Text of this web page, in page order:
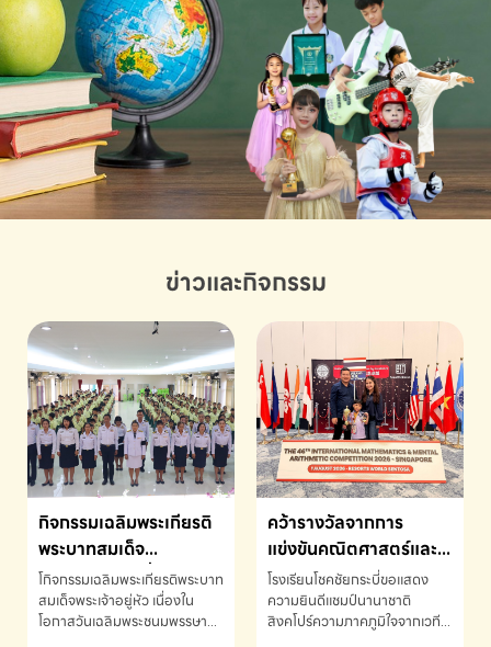
ข่าวและกิจกรรม
กิจกรรมเฉลิมพระเกียรติ
พระบาทสมเด็จ
พระเจ้าอยู่หัว เนื่องใน
โอกาสวันเฉลิม
พระชนมพรรษา
โกิจกรรมเฉลิมพระเกียรติพระบาท
สมเด็จพระเจ้าอยู่หัว เนื่องใน
โอกาสวันเฉลิมพระชนมพรรษา
คว้ารางวัลจากการ
แข่งขันคณิตศาสตร์และ
คณิตคิดเร็วนานาชาติ
ครั้งที่ 46 ประจำปี 2569
ณ ประเทศสิงคโปร์
โรงเรียนโชคชัยกระบี่ขอแสดง
ความยินดีแชมป์นานาชาติ
สิงคโปร์ความภาคภูมิใจจากเวที